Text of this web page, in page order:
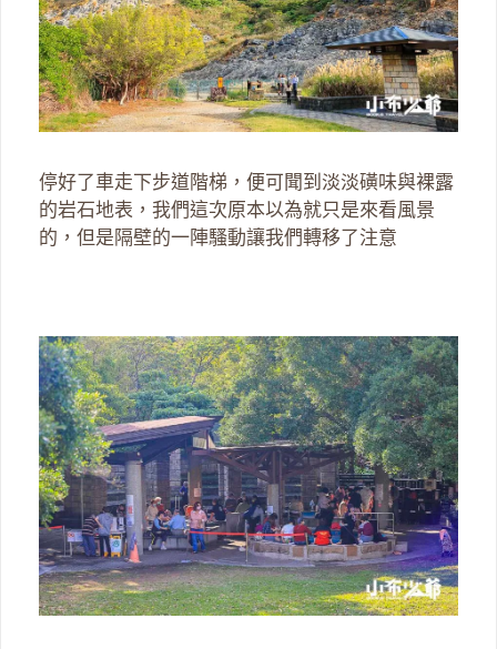
停好了車走下步道階梯，便可聞到淡淡磺味與裸露
的岩石地表，我們這次原本以為就只是來看風景
的，但是隔壁的一陣騷動讓我們轉移了注意